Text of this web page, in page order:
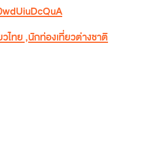
ไทย,นักท่องเที่ยวต่างชาติ